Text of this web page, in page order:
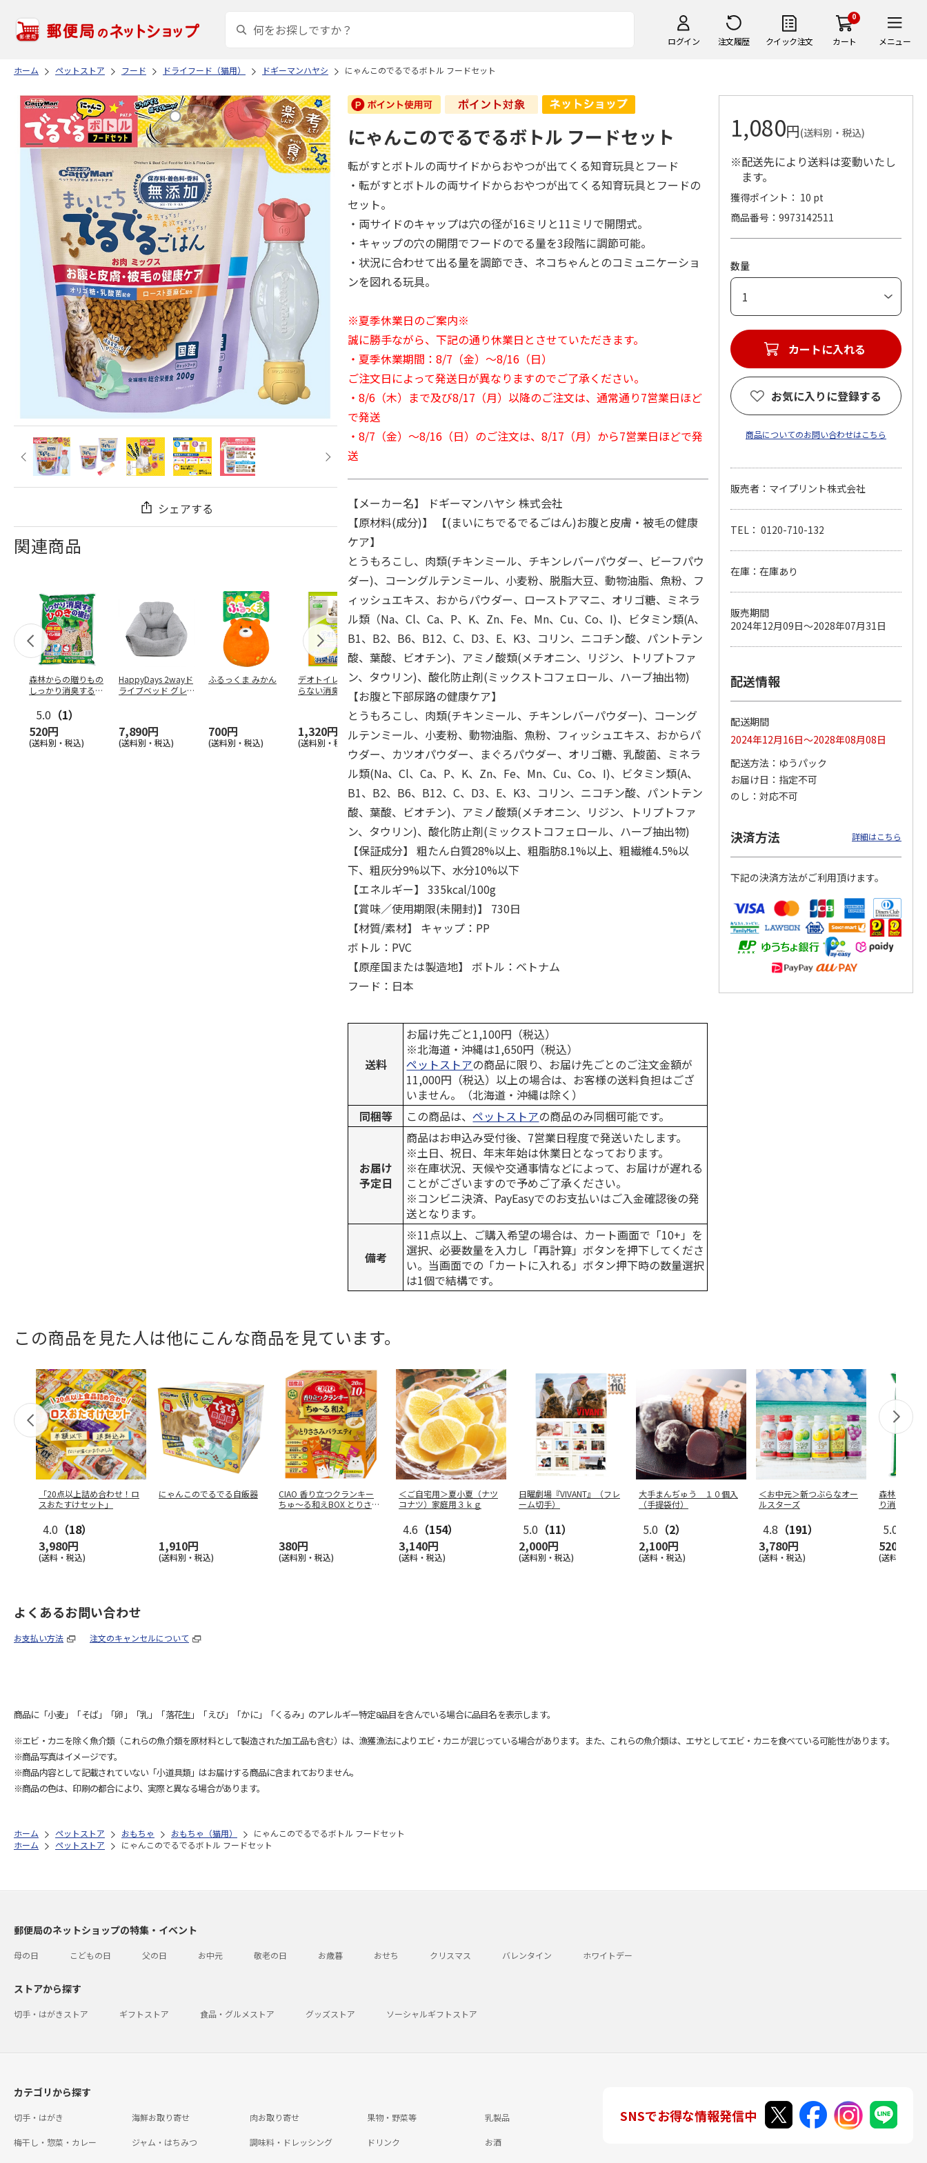
ログイン 注文履歴 クイック注文
0
カート メニュー
ホーム ペットストア フード ドライフード（猫用） ドギーマンハヤシ にゃんこのでるでるボトル フードセット
シェアする
関連商品
森林からの贈りもの
しっかり消臭するひ
5.0 （1）
520円
(送料別・税込)
HappyDays 2wayド
ライブベッド グレ
7,890円
(送料別・税込)
ふるっくま みかん
700円
(送料別・税込)
デオトイレ 飛び散
らない消臭・抗菌サ
1,320円
(送料別・税込)
獣医師開発 ニオイ
をとる砂専用 猫ト
イレ ナチュラルグ
レー
1,550円
(送料別・税込)
無添加良品 カムカ
ムデンタルコーン
ぐるぐるボーン型 S
…
470円
(送料別・税込)
銀のスプーン パウ
おに
120円
(送料別・税込)
ペット線香 虹のか
590円
(送料別・税込)
CIAO 香り立つクラ
ンキー ちゅ～る和
えBOX とりささ…
380円
(送料別・税込)
100円
(送料別・税込)
にゃんこのでるでるボトル フードセット
転がすとボトルの両サイドからおやつが出てくる知育玩具とフード
・転がすとボトルの両サイドからおやつが出てくる知育玩具とフードの
セット。
・両サイドのキャップは穴の径が16ミリと11ミリで開閉式。
・キャップの穴の開閉でフードのでる量を3段階に調節可能。
・状況に合わせて出る量を調節でき、ネコちゃんとのコミュニケーショ
ンを図れる玩具。
※夏季休業日のご案内※
誠に勝手ながら、下記の通り休業日とさせていただきます。
・夏季休業期間：8/7（金）～8/16（日）
ご注文日によって発送日が異なりますのでご了承ください。
・8/6（木）まで及び8/17（月）以降のご注文は、通常通り7営業日ほど
で発送
・8/7（金）～8/16（日）のご注文は、8/17（月）から7営業日ほどで発
送
【メーカー名】 ドギーマンハヤシ 株式会社
【原材料(成分)】 【(まいにちでるでるごはん)お腹と皮膚・被毛の健康
ケア】
とうもろこし、肉類(チキンミール、チキンレバーパウダー、ビーフパウ
ダー)、コーングルテンミール、小麦粉、脱脂大豆、動物油脂、魚粉、フ
ィッシュエキス、おからパウダー、ローストアマニ、オリゴ糖、ミネラ
ル類（Na、Cl、Ca、P、K、Zn、Fe、Mn、Cu、Co、I)、ビタミン類(A、
B1、B2、B6、B12、C、D3、E、K3、コリン、ニコチン酸、パントテン
酸、葉酸、ビオチン)、アミノ酸類(メチオニン、リジン、トリプトファ
ン、タウリン)、酸化防止剤(ミックストコフェロール、ハーブ抽出物)
【お腹と下部尿路の健康ケア】
とうもろこし、肉類(チキンミール、チキンレバーパウダー)、コーング
ルテンミール、小麦粉、動物油脂、魚粉、フィッシュエキス、おからパ
ウダー、カツオパウダー、まぐろパウダー、オリゴ糖、乳酸菌、ミネラ
ル類(Na、Cl、Ca、P、K、Zn、Fe、Mn、Cu、Co、I)、ビタミン類(A、
B1、B2、B6、B12、C、D3、E、K3、コリン、ニコチン酸、パントテン
酸、葉酸、ビオチン)、アミノ酸類(メチオニン、リジン、トリプトファ
ン、タウリン)、酸化防止剤(ミックストコフェロール、ハーブ抽出物)
【保証成分】 粗たん白質28%以上、粗脂肪8.1%以上、粗繊維4.5%以
下、粗灰分9%以下、水分10%以下
【エネルギー】 335kcal/100g
【賞味／使用期限(未開封)】 730日
【材質/素材】 キャップ：PP
ボトル：PVC
【原産国または製造地】 ボトル：ベトナム
フード：日本
送料
お届け先ごと1,100円（税込）
※北海道・沖縄は1,650円（税込）
ペットストアの商品に限り、お届け先ごとのご注文金額が
11,000円（税込）以上の場合は、お客様の送料負担はござ
いません。（北海道・沖縄は除く）
同梱等
この商品は、ペットストアの商品のみ同梱可能です。
お届け
予定日
商品はお申込み受付後、7営業日程度で発送いたします。
※土日、祝日、年末年始は休業日となっております。
※在庫状況、天候や交通事情などによって、お届けが遅れる
ことがございますので予めご了承ください。
※コンビニ決済、PayEasyでのお支払いはご入金確認後の発
送となります。
備考
※11点以上、ご購入希望の場合は、カート画面で「10+」を
選択、必要数量を入力し「再計算」ボタンを押下してくださ
い。当画面での「カートに入れる」ボタン押下時の数量選択
は1個で結構です。
1,080円(送料別・税込)
※配送先により送料は変動いたし
ます。
獲得ポイント： 10 pt
商品番号
9973142511
数量
カートに入れる
お気に入りに登録する
商品についてのお問い合わせはこちら
販売者：マイプリント株式会社
TEL： 0120-710-132
在庫：在庫あり
販売期間
2024年12月09日～2028年07月31日
配送情報
配送期間
2024年12月16日～2028年08月08日
配送方法
ゆうパック
お届け日
指定不可
のし
対応不可
決済方法 詳細はこちら
下記の決済方法がご利用頂けます。
この商品を見た人は他にこんな商品を見ています。
「20点以上詰め合わせ！ロ
スおたすけセット」
4.0 （18）
3,980円
(送料・税込)
にゃんこのでるでる自飯器
1,910円
(送料別・税込)
CIAO 香り立つクランキー
ちゅ～る和えBOX とりささ
380円
(送料別・税込)
＜ご自宅用＞夏小夏（ナツ
コナツ）家庭用３ｋｇ
4.6 （154）
3,140円
(送料・税込)
日曜劇場『VIVANT』（フレ
ーム切手）
5.0 （11）
2,000円
(送料別・税込)
大手まんぢゅう １０個入
（手提袋付）
5.0 （2）
2,100円
(送料・税込)
＜お中元＞新つぶらなオー
ルスターズ
4.8 （191）
3,780円
(送料・税込)
森林からの
り消臭する
5.0
520円
(送料別・税
よくあるお問い合わせ
お支払い方法 注文のキャンセルについて
商品に「小麦」「そば」「卵」「乳」「落花生」「えび」「かに」「くるみ」のアレルギー特定8品目を含んでいる場合に品目名を表示します。
※エビ・カニを除く魚介類（これらの魚介類を原材料として製造された加工品も含む）は、漁獲漁法によりエビ・カニが混じっている場合があります。また、これらの魚介類は、エサとしてエビ・カニを食べている可能性があります。
※商品写真はイメージです。
※商品内容として記載されていない「小道具類」はお届けする商品に含まれておりません。
※商品の色は、印刷の都合により、実際と異なる場合があります。
ホーム ペットストア おもちゃ おもちゃ（猫用）
にゃんこのでるでるボトル フードセット
ホーム
ペットストア にゃんこのでるでるボトル フードセット
郵便局のネットショップの特集・イベント
母の日 こどもの日 父の日 お中元 敬老の日 お歳暮 おせち クリスマス バレンタイン ホワイトデー
ストアから探す
切手・はがきストア ギフトストア 食品・グルメストア グッズストア ソーシャルギフトストア
カテゴリから探す
切手・はがき 海鮮お取り寄せ 肉お取り寄せ 果物・野菜等 乳製品
梅干し・惣菜・カレー ジャム・はちみつ 調味料・ドレッシング ドリンク お酒
SNSでお得な情報発信中